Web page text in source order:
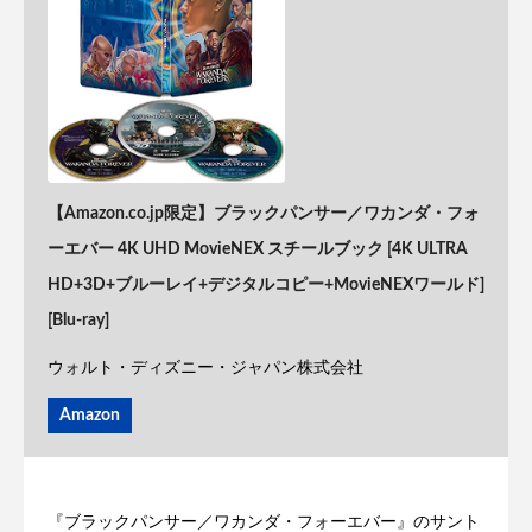
【Amazon.co.jp限定】ブラックパンサー／ワカンダ・フォ
ーエバー 4K UHD MovieNEX スチールブック [4K ULTRA
HD+3D+ブルーレイ+デジタルコピー+MovieNEXワールド]
[Blu-ray]
ウォルト・ディズニー・ジャパン株式会社
Amazon
『ブラックパンサー／ワカンダ・フォーエバー』のサント